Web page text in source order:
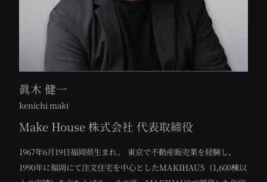
眞木 健一
kenichi maki
Make House 株式会社 代表取締役
1967年6月19日福岡県生まれ。
東京で不動産販売業を経験し、
1990年に福岡にて注文住宅を中心としたMAKIHAUS（1,600棟以